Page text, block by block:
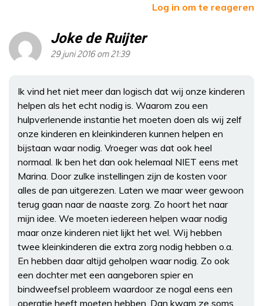
Log in om te reageren
Joke de Ruijter
29 juni 2016 om 21:39
Ik vind het niet meer dan logisch dat wij onze kinderen
helpen als het echt nodig is. Waarom zou een
hulpverlenende instantie het moeten doen als wij zelf
onze kinderen en kleinkinderen kunnen helpen en
bijstaan waar nodig. Vroeger was dat ook heel
normaal. Ik ben het dan ook helemaal NIET eens met
Marina. Door zulke instellingen zijn de kosten voor
alles de pan uitgerezen. Laten we maar weer gewoon
terug gaan naar de naaste zorg. Zo hoort het naar
mijn idee. We moeten iedereen helpen waar nodig
maar onze kinderen niet lijkt het wel. Wij hebben
twee kleinkinderen die extra zorg nodig hebben o.a.
En hebben daar altijd geholpen waar nodig. Zo ook
een dochter met een aangeboren spier en
bindweefsel probleem waardoor ze nogal eens een
operatie heeft moeten hebben. Dan kwam ze soms